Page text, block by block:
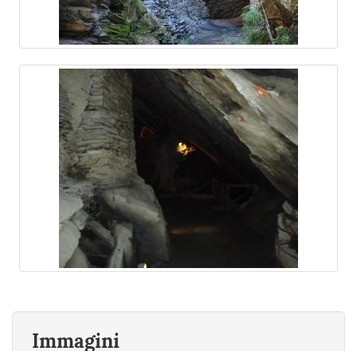
Immagini